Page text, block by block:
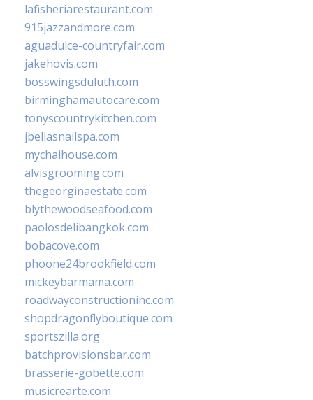
lafisheriarestaurant.com
915jazzandmore.com
aguadulce-countryfair.com
jakehovis.com
bosswingsduluth.com
birminghamautocare.com
tonyscountrykitchen.com
jbellasnailspa.com
mychaihouse.com
alvisgrooming.com
thegeorginaestate.com
blythewoodseafood.com
paolosdelibangkok.com
bobacove.com
phoone24brookfield.com
mickeybarmama.com
roadwayconstructioninc.com
shopdragonflyboutique.com
sportszilla.org
batchprovisionsbar.com
brasserie-gobette.com
musicrearte.com